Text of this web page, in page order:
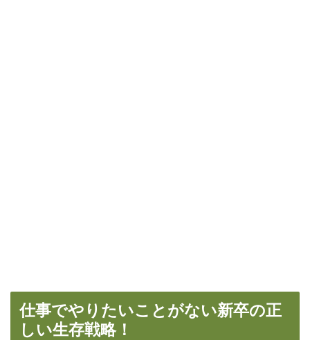
仕事でやりたいことがない新卒の正
しい生存戦略！